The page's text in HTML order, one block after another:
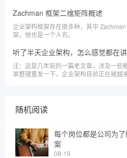
Zachman 框架二维矩阵概述
企业架构框架存在很多种，其中
架，他也是一个人名。
听了半天企业架构，怎么感觉都在
注：这是几年前的一篇老文章，涉及一些
单整理重发一下。企业架构目前正在被越
随机阅读
每个岗位都是公司为
案
08-19